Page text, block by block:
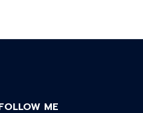
ME